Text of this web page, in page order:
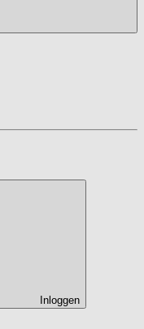
Inloggen